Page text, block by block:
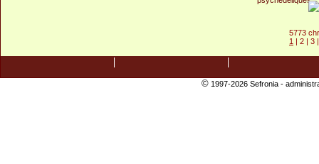
5773
1 | 2 | 3
©1997-2026 Sefronia -